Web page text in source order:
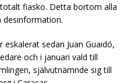
fiasko. Detta bortom alla
desinformation.
sedan Juan Guaidó,
och i januari vald till
självutnämnde sig till